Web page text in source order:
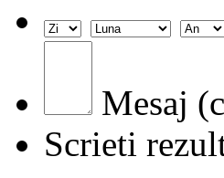
Mesaj
Scrieti